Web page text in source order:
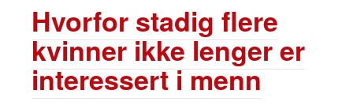
Hvorfor stadig flere
kvinner ikke lenger er
interessert i menn